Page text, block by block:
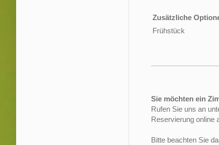
Zusätzliche
Frühstück
Sie möchten ein
Rufen Sie uns an
Reservierung online
Bitte beachten Sie